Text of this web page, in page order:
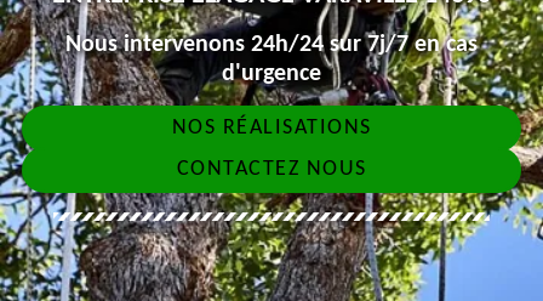
Nous intervenons 24h/24 sur 7j/7 en cas
d'urgence
NOS RÉALISATIONS
CONTACTEZ NOUS